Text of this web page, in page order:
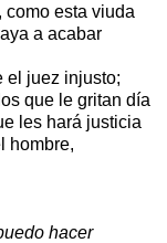
como esta viuda
a acabar
el juez injusto;
que le gritan día
les hará justicia
hombre,
hacer